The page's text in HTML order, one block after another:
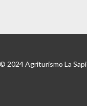
© 2024 Agriturismo La